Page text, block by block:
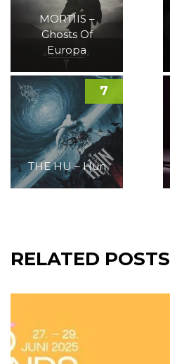
MORTIIS –
Ghosts Of
Europa
THE HU – Hun
7
RELATED POSTS